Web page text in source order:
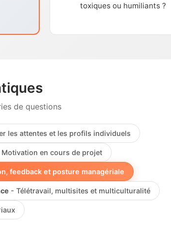
toxiques ou humiliants ?
de questions
les attentes et les profils individuels
Motivation en cours de projet
feedback et posture managériale
- Télétravail, multisites et multiculturalité